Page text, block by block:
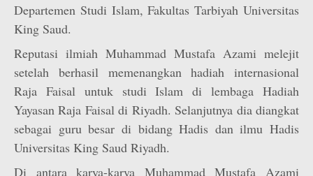
Departemen Studi Islam, Fakultas Tarbiyah Universitas
King Saud.
Reputasi ilmiah Muhammad Mustafa Azami melejit
setelah berhasil memenangkan hadiah internasional
Raja Faisal untuk studi Islam di lembaga Hadiah
Yayasan Raja Faisal di Riyadh. Selanjutnya dia diangkat
sebagai guru besar di bidang Hadis dan ilmu Hadis
Universitas King Saud Riyadh.
Di antara karya-karya Muhammad Mustafa Azami